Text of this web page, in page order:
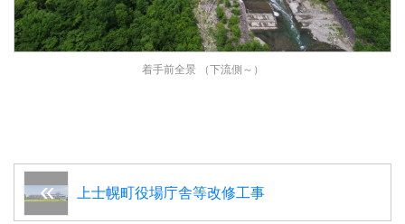
着手前全景 （下流側～）
上士幌町役場庁舎等改修工事